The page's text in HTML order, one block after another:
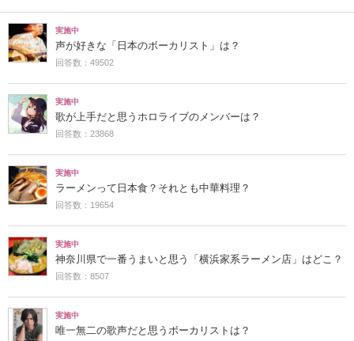
実施中
声が好きな「日本のボーカリスト」は？
回答数：49502
実施中
歌が上手だと思うホロライブのメンバーは？
回答数：23868
実施中
ラーメンって日本食？それとも中華料理？
回答数：19654
実施中
神奈川県で一番うまいと思う「横浜家系ラーメン店」はどこ？
回答数：8507
実施中
唯一無二の歌声だと思うボーカリストは？